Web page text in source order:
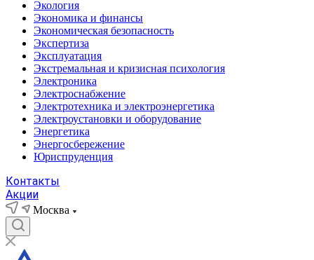
Экология
Экономика и финансы
Экономическая безопасность
Экспертиза
Эксплуатация
Экстремальная и кризисная психология
Электроника
Электроснабжение
Электротехника и электроэнергетика
Электроустановки и оборудование
Энергетика
Энергосбережение
Юриспруденция
Контакты
Акции
Москва